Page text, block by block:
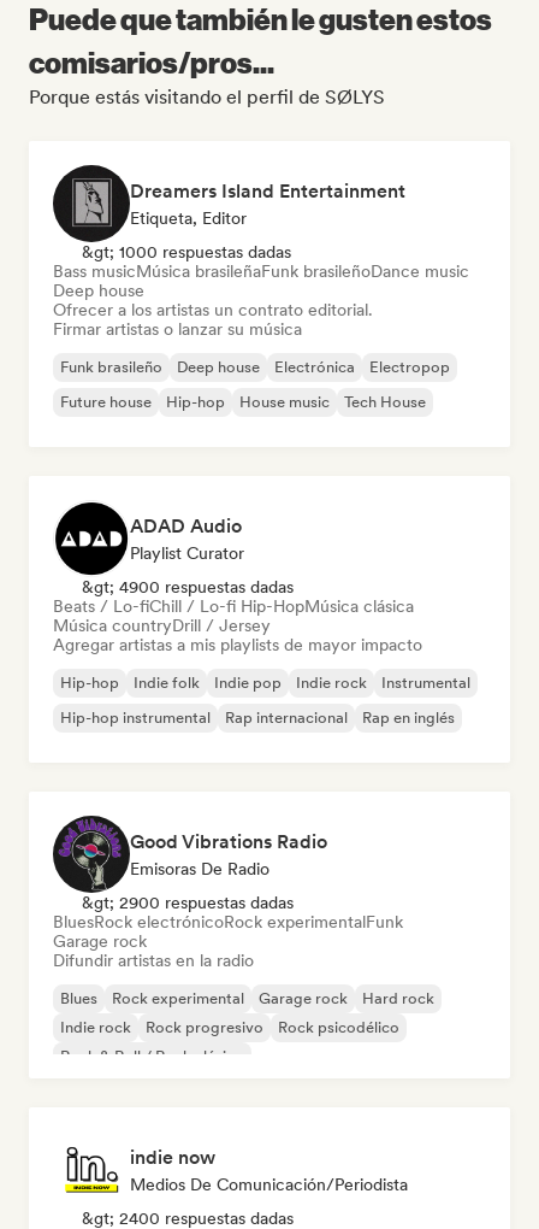
Puede que también le gusten estos
comisarios/pros...
Porque estás visitando el perfil de SØLYS
Dreamers Island Entertainment
Etiqueta, Editor
&gt; 1000 respuestas dadas
Bass musicMúsica brasileñaFunk brasileñoDance music
Deep house
Ofrecer a los artistas un contrato editorial.
Firmar artistas o lanzar su música
Funk brasileño Deep house Electrónica
Electropop
Future house
Hip-hop House music Tech House
ADAD Audio
Playlist Curator
&gt; 4900 respuestas dadas
Beats / Lo-fiChill / Lo-fi Hip-HopMúsica clásica
Música countryDrill / Jersey
Agregar artistas a mis playlists de mayor impacto
Hip-hop Indie folk Indie pop Indie rock
Instrumental
Hip-hop instrumental
Rap internacional Rap en inglés
Good Vibrations Radio
Emisoras De Radio
&gt; 2900 respuestas dadas
BluesRock electrónicoRock experimentalFunk
Garage rock
Difundir artistas en la radio
Blues Rock experimental Garage rock
Hard rock
Indie rock
Rock progresivo
Rock psicodélico
Rock & Roll / Rock clásico
indie now
Medios De Comunicación/Periodista
&gt; 2400 respuestas dadas